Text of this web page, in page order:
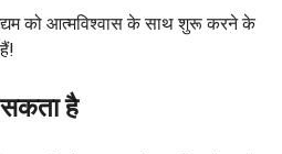
को आत्मविश्वास के साथ शुरू करने के
है